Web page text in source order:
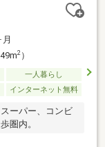
月
2）
一人暮らし
インターネット無料
ーパー、コンビ
圏内。